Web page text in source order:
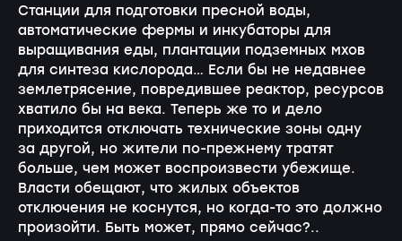
Станции для подготовки пресной воды,
автоматические фермы и инкубаторы для
выращивания еды, плантации подземных мхов
для синтеза кислорода… Если бы не недавнее
землетрясение, повредившее реактор, ресурсов
хватило бы на века. Теперь же то и дело
приходится отключать технические зоны одну
за другой, но жители по-прежнему тратят
больше, чем может воспроизвести убежище.
Власти обещают, что жилых объектов
отключения не коснутся, но когда-то это должно
произойти. Быть может, прямо сейчас?..